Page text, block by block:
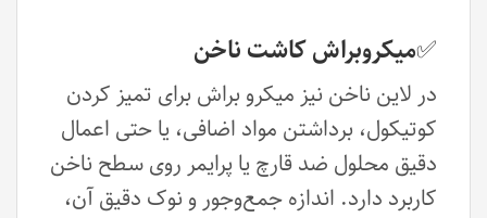
✅میکروبراش کاشت ناخن
در لاین ناخن نیز میکرو براش برای تمیز کردن
کوتیکول، برداشتن مواد اضافی، یا حتی اعمال
دقیق محلول ضد قارچ یا پرایمر روی سطح ناخن
کاربرد دارد. اندازه جمع‌وجور و نوک دقیق آن،